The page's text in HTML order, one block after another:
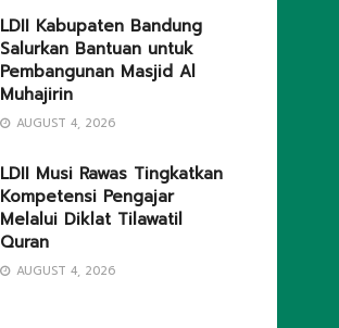
LDII Kabupaten Bandung
Salurkan Bantuan untuk
Pembangunan Masjid Al
Muhajirin
AUGUST 4, 2026
LDII Musi Rawas Tingkatkan
Kompetensi Pengajar
Melalui Diklat Tilawatil
Quran
AUGUST 4, 2026